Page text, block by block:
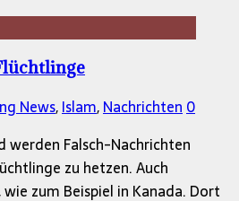
News,Islam,Nachrichten 0
werden Falsch-Nachrichten
zu hetzen. Auch
zum Beispiel in Kanada. Dort